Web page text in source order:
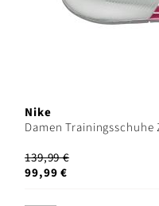
Nike
Damen
139,99 €
99,99 €